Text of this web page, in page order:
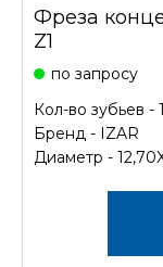
Фреза
Z1
по запросу
Кол-во зубьев - 1
Бренд - IZAR
Диаметр -